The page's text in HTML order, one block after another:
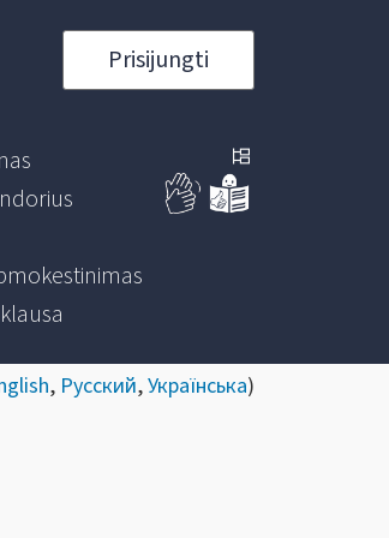
Prisijungti
, Русский,Українська)